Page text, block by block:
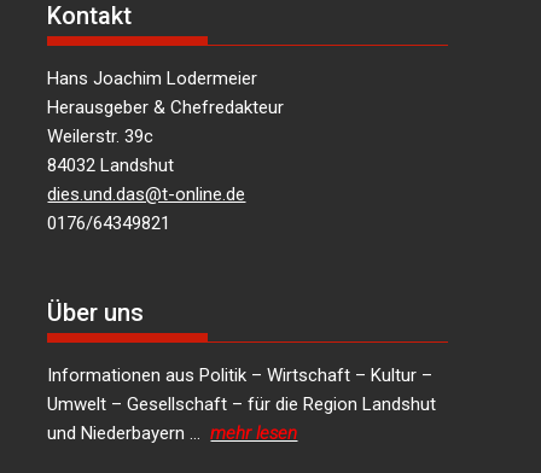
Kontakt
Hans Joachim Lodermeier
Herausgeber & Chefredakteur
Weilerstr. 39c
84032 Landshut
dies.und.das@t-online.de
0176/64349821
Über uns
Informationen aus Politik – Wirtschaft – Kultur –
Umwelt – Gesellschaft – für die Region Landshut
und Niederbayern …mehr lesen